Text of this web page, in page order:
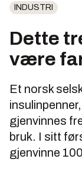
INDUSTRI
Dette
være
Et norsk
gjenvinnes
bruk. I sitt
gjenvinne